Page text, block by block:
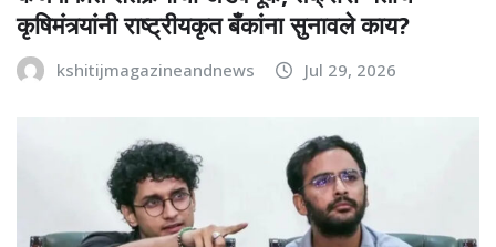
कृषिमंत्र्यांनी राष्ट्रीयकृत बँकांना सुनावले काय?
kshitijmagazineandnews Jul 29, 2026